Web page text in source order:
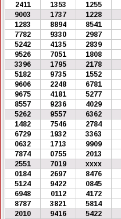
2411
1353 1255
9003
1737 1228
1283
8894 8541
7782
9330 2987
5242
4135 2839
9526
7051 1808
3396
1795 2178
5182
9735 1552
9606
2248 6781
9675
4181 5277
8557
9236 4029
5262
9557 6362
1482
7546 2784
6729
1932 3363
0632
1713 9909
7874
0755 2013
2551
7019 xxxx
0184
2697 8476
5124
9422 0845
6948
0112 4172
8787
3821 5814
2010
9416 5422